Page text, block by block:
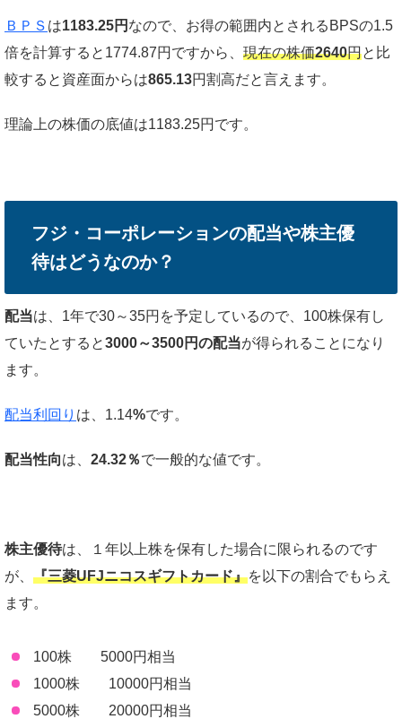
ＢＰＳ は1183.25円 なので、お得の範囲内とされるBPSの1.5
倍を計算すると1774.87円ですから、 現在の株価2640円と比
較すると資産面からは865.13円割高だと言えます。
理論上の株価の底値は1183.25円です。
フジ・コーポレーションの配当や株主優
待はどうなのか？
配当は、1年で30～35円を予定しているので、100株保有し
ていたとすると3000～3500円の配当が得られることになり
ます。
配当利回り は、1.14%です。
配当性向は、 24.32％で一般的な値です。
株主優待は、１年以上株を保有した場合に限られるのです
が、 『三菱UFJニコスギフトカード』を以下の割合でもらえ
ます。
100株 5000円相当
1000株 10000円相当
5000株 20000円相当